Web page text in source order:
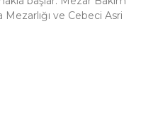
Mezarlığı ve Cebeci Asri